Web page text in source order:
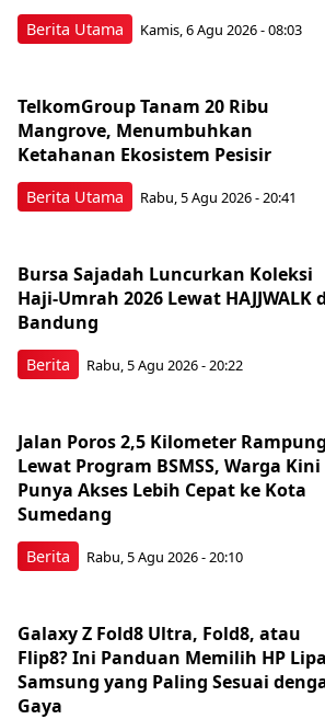
Berita Utama Kamis, 6 Agu 2026 - 08:03
Berita Utama
TelkomGroup Tanam 20 Ribu
Mangrove, Menumbuhkan
Ketahanan Ekosistem Pesisir
Rabu, 5 Agu 2026 - 20:41
Berita
Bursa Sajadah Luncurkan Koleksi
Haji-Umrah 2026 Lewat HAJJWALK
Bandung
Rabu, 5 Agu 2026 - 20:22
Berita
Jalan Poros 2,5 Kilometer Rampung
Lewat Program BSMSS, Warga Kini
Punya Akses Lebih Cepat ke Kota
Sumedang
Rabu, 5 Agu 2026 - 20:10
Galaxy Z Fold8 Ultra, Fold8, atau
Flip8? Ini Panduan Memilih HP
Samsung yang Paling Sesuai
Gaya